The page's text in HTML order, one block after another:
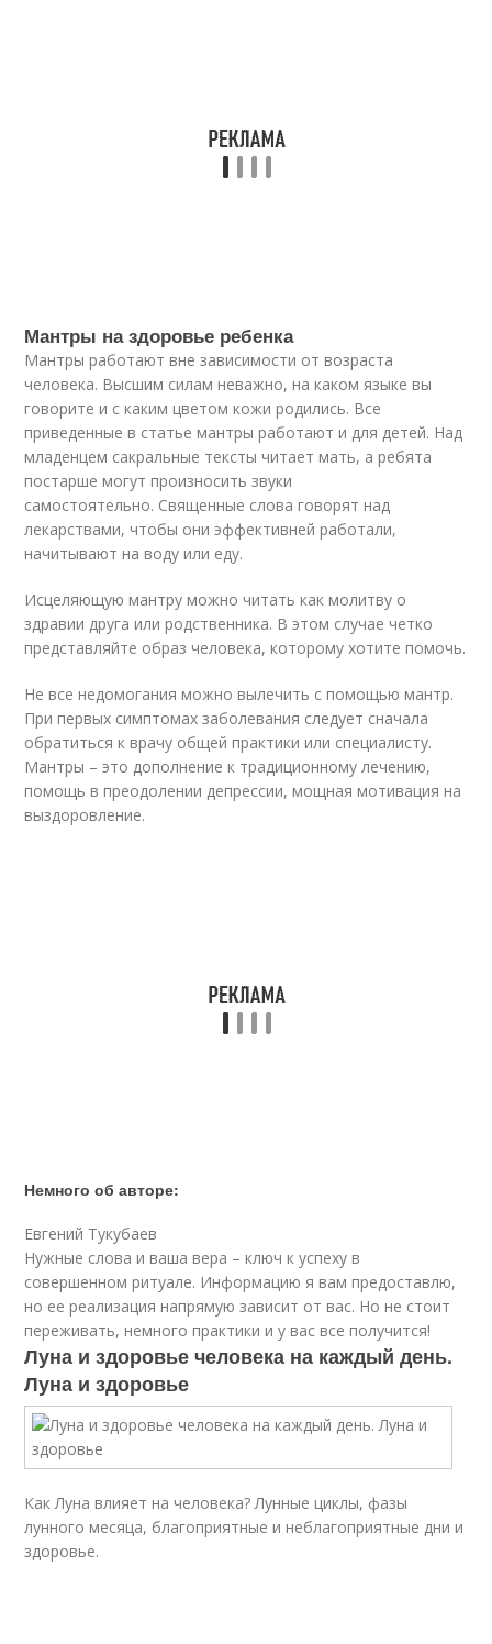
Мантры на здоровье ребенка
Мантры работают вне зависимости от возраста
человека. Высшим силам неважно, на каком языке вы
говорите и с каким цветом кожи родились. Все
приведенные в статье мантры работают и для детей. Над
младенцем сакральные тексты читает мать, а ребята
постарше могут произносить звуки
самостоятельно. Священные слова говорят над
лекарствами, чтобы они эффективней работали,
начитывают на воду или еду.
Исцеляющую мантру можно читать как молитву о
здравии друга или родственника. В этом случае четко
представляйте образ человека, которому хотите помочь.
Не все недомогания можно вылечить с помощью мантр.
При первых симптомах заболевания следует сначала
обратиться к врачу общей практики или специалисту.
Мантры – это дополнение к традиционному лечению,
помощь в преодолении депрессии, мощная мотивация на
выздоровление.
Немного об авторе:
Евгений Тукубаев
Нужные слова и ваша вера – ключ к успеху в
совершенном ритуале. Информацию я вам предоставлю,
но ее реализация напрямую зависит от вас. Но не стоит
переживать, немного практики и у вас все получится!
Луна и здоровье человека на каждый день.
Луна и здоровье
Как Луна влияет на человека? Лунные циклы, фазы
лунного месяца, благоприятные и неблагоприятные дни и
здоровье.